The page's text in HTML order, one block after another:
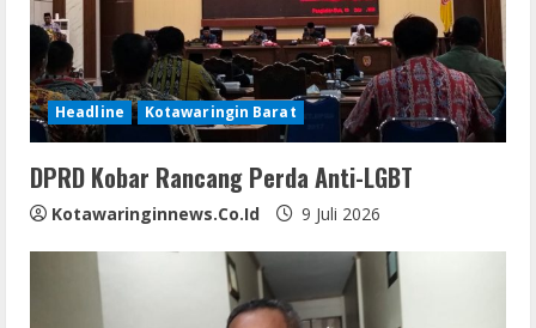
Headline Kotawaringin Barat
DPRD Kobar Rancang Perda Anti-LGBT
Kotawaringinnews.co.id 9 Juli 2026